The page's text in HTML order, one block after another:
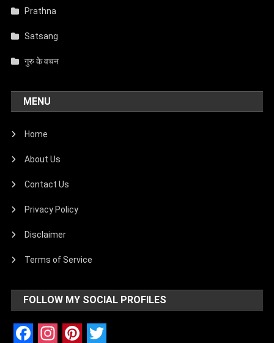
Prathna
Satsang
गुरु के वचन
MENU
Home
About Us
Contact Us
Privacy Policy
Disclaimer
Terms of Service
FOLLOW MY SOCIAL PROFILES